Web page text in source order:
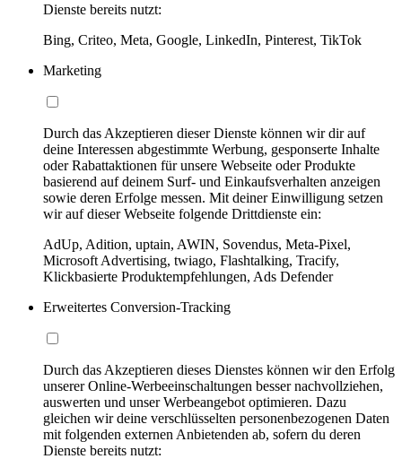
Dienste bereits nutzt:
Bing, Criteo, Meta, Google, LinkedIn, Pinterest, TikTok
Marketing
Durch das Akzeptieren dieser Dienste können wir dir auf
deine Interessen abgestimmte Werbung, gesponserte Inhalte
oder Rabattaktionen für unsere Webseite oder Produkte
basierend auf deinem Surf- und Einkaufsverhalten anzeigen
sowie deren Erfolge messen. Mit deiner Einwilligung setzen
wir auf dieser Webseite folgende Drittdienste ein:
AdUp, Adition, uptain, AWIN, Sovendus, Meta-Pixel,
Microsoft Advertising, twiago, Flashtalking, Tracify,
Klickbasierte Produktempfehlungen, Ads Defender
Erweitertes Conversion-Tracking
Durch das Akzeptieren dieses Dienstes können wir den Erfolg
unserer Online-Werbeeinschaltungen besser nachvollziehen,
auswerten und unser Werbeangebot optimieren. Dazu
gleichen wir deine verschlüsselten personenbezogenen Daten
mit folgenden externen Anbietenden ab, sofern du deren
Dienste bereits nutzt: